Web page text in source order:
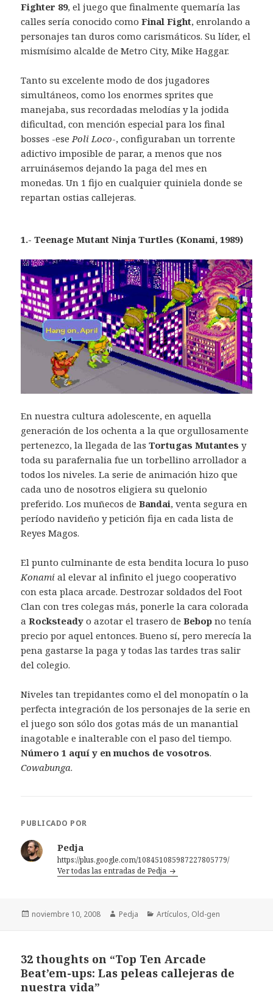
Fighter 89, el juego que finalmente quemaría las
calles sería conocido comoFinal Fight, enrolando a
personajes tan duros como carismáticos. Su líder, el
mismísimo alcalde de Metro City, Mike Haggar.
Tanto su excelente modo de dos jugadores
simultáneos, como los enormes sprites que
manejaba, sus recordadas melodías y la jodida
dificultad, con mención especial para los final
bosses -esePoli Loco-, configuraban un torrente
adictivo imposible de parar, a menos que nos
arruinásemos dejando la paga del mes en
monedas. Un 1 fijo en cualquier quiniela donde se
repartan ostias callejeras.
1.- Teenage Mutant Ninja Turtles (Konami, 1989)
En nuestra cultura adolescente, en aquella
generación de los ochenta a la que orgullosamente
pertenezco, la llegada de lasTortugas Mutantes y
toda su parafernalia fue un torbellino arrollador a
todos los niveles. La serie de animación hizo que
cada uno de nosotros eligiera su quelonio
preferido. Los muñecos deBandai, venta segura en
período navideño y petición fija en cada lista de
Reyes Magos.
El punto culminante de esta bendita locura lo puso
Konami al elevar al infinito el juego cooperativo
con esta placa arcade. Destrozar soldados del Foot
Clan con tres colegas más, ponerle la cara colorada
aRocksteady o azotar el trasero deBebop no tenía
precio por aquel entonces. Bueno sí, pero merecía la
pena gastarse la paga y todas las tardes tras salir
del colegio.
Niveles tan trepidantes como el del monopatín o la
perfecta integración de los personajes de la serie en
el juego son sólo dos gotas más de un manantial
inagotable e inalterable con el paso del tiempo.
Número 1 aquí y en muchos de vosotros.
Cowabunga.
PUBLICADO POR
Pedja
https://plus.google.com/108451085987227805779/
Ver todas las entradas de Pedja
Publicado
noviembre 10, 2008 Autor
Pedja Categorías
Artículos, Old-gen
32 thoughts on “Top Ten Arcade
Beat’em-ups: Las peleas callejeras de
nuestra vida”